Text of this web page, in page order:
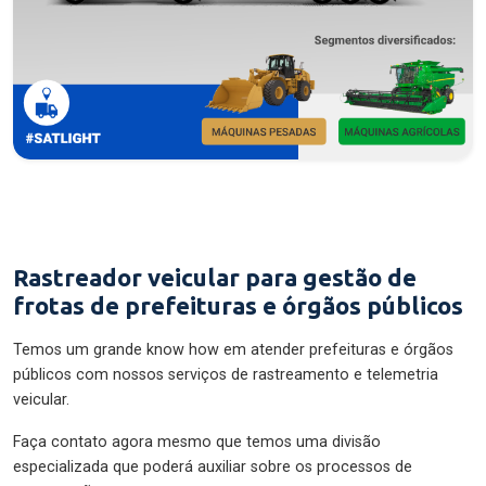
Rastreador veicular para gestão de
frotas de prefeituras e órgãos públicos
Temos um grande know how em atender prefeituras e órgãos
públicos com nossos serviços de rastreamento e telemetria
veicular.
Faça contato agora mesmo que temos uma divisão
especializada que poderá auxiliar sobre os processos de